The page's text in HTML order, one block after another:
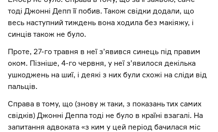
тоді Джонні Депп її побив. Також свідки додали, що
весь наступний тиждень вона ходила без макіяжу, і
синців також не було.
Проте, 27-го травня в неї з’явився синець під правим
оком. Пізніше, 4-го червня, у неї з’явилося декілька
ушкоджень на шиї, і деякі з них були схожі на сліди від
пальців.
Справа в тому, що (знову ж таки, з показань тих самих
свідків) Джонні Деппа тоді не було в країні взагалі. На
запитання адвоката «з ким у цей період бачилася міс